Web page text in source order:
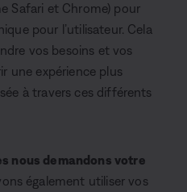
Safari et Chrome) pour
pour l’utilisateur. Cela
vos besoins et vos
une expérience plus
à travers ces différents
nous demandons votre
également utiliser vos